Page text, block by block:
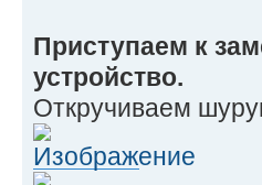
Приступаем к
устройство.
Откручиваем